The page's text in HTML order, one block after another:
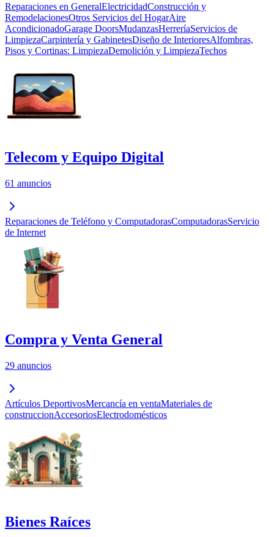
Reparaciones en GeneralElectricidadConstrucción y
RemodelacionesOtros Servicios del HogarAire
AcondicionadoGarage DoorsMudanzasHerreríaServicios de
LimpiezaCarpintería y GabinetesDiseño de InterioresAlfombras,
Pisos y Cortinas: LimpiezaDemolición y LimpiezaTechos
Telecom y Equipo Digital
61 anuncios
Reparaciones de Teléfono y ComputadorasComputadorasServicio
de Internet
Compra y Venta General
29 anuncios
Artículos DeportivosMercancía en ventaMateriales de
construccionAccesoriosElectrodomésticos
Bienes Raíces